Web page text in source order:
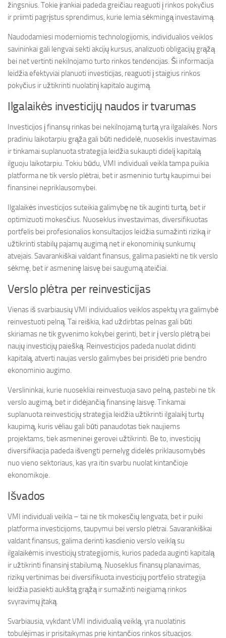
žingsnius. Tokie įrankiai padeda greičiau reaguoti į rinkos pokyčius
ir priimti pagrįstus sprendimus, kurie lemia sėkmingą investavimą.
Naudodamiesi moderniomis technologijomis, individualios veiklos
savininkai gali lengvai sekti akcijų kursus, analizuoti obligacijų grąžą
bei net vertinti nekilnojamo turto rinkos tendencijas. Ši informacija
leidžia efektyviai planuoti investicijas, reaguoti į staigius rinkos
pokyčius ir užtikrinti nuolatinį kapitalo augimą.
Ilgalaikės investicijų naudos ir tvarumas
Investicijos į finansų rinkas bei nekilnojamą turtą yra ilgalaikės. Nors
pradiniu laikotarpiu grąža gali būti nedidelė, nuoseklis investavimas
ir tinkamai suplanuota strategija leidžia sukaupti didelį kapitalą
ilguoju laikotarpiu. Tokiu būdu, VMI individuali veikla tampa puikia
platforma ne tik verslo plėtrai, bet ir asmeninio turtų kaupimui bei
finansinei nepriklausomybei.
Ilgalaikės investicijos suteikia galimybę ne tik auginti turtą, bet ir
optimizuoti mokesčius. Nuoseklus investavimas, diversifikuotas
portfelis bei profesionalios konsultacijos leidžia sumažinti riziką ir
užtikrinti stabilų pajamų augimą net ir ekonominių sunkumų
atvejais. Savarankiškai valdant finansus, galima pasiekti ne tik verslo
sėkmę, bet ir asmeninę laisvę bei saugumą ateičiai.
Verslo plėtra per reinvesticijas
Vienas iš svarbiausių VMI individualios veiklos aspektų yra galimybė
reinvestuoti pelną. Tai reiškia, kad uždirbtas pelnas gali būti
skiriamas ne tik gyvenimo kokybei gerinti, bet ir į verslo plėtrą bei
naujų investicijų paiešką. Reinvesticijos padeda nuolat didinti
kapitalą, atverti naujas verslo galimybes bei prisidėti prie bendro
ekonominio augimo.
Verslininkai, kurie nuosekliai reinvestuoja savo pelną, pastebi ne tik
verslo augimą, bet ir didėjančią finansinę laisvę. Tinkamai
suplanuota reinvesticijų strategija leidžia užtikrinti ilgalaikį turtų
kaupimą, kuris vėliau gali būti panaudotas tiek naujiems
projektams, tiek asmeninei gerovei užtikrinti. Be to, investicijų
diversifikacija padeda išvengti pernelyg didelės priklausomybės
nuo vieno sektoriaus, kas yra itin svarbu nuolat kintančioje
ekonomikoje.
Išvados
VMI individuali veikla – tai ne tik mokesčių lengvata, bet ir puiki
platforma investicijoms, taupymui bei verslo plėtrai. Savarankiškai
valdant finansus, galima derinti kasdienio verslo veiklą su
ilgalaikėmis investicijų strategijomis, kurios padeda auginti kapitalą
ir užtikrinti finansinį stabilumą. Nuoseklus finansų planavimas,
rizikų vertinimas bei diversifikuota investicijų portfelio strategija
leidžia pasiekti aukštą grąžą ir sumažinti neigiamą rinkos
svyravimų įtaką.
Svarbiausia, vykdant VMI individualią veiklą, yra nuolatinis
tobulėjimas ir prisitaikymas prie kintančios rinkos situacijos.